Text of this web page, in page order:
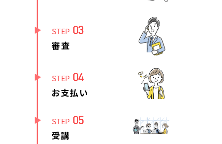
STEP 03
審査
STEP 04
お支払い
STEP 05
受講